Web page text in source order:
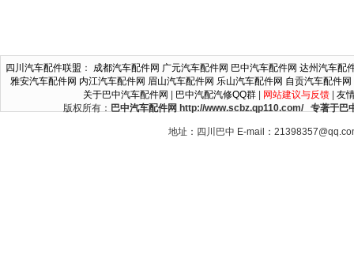
四川汽车配件联盟 ： 成都汽车配件网 广元汽车配件网 巴中汽车配件网 达州汽车配
雅安汽车配件网 内江汽车配件网 眉山汽车配件网 乐山汽车配件网 自贡汽车配件网
关于巴中汽车配件网
巴中汽配汽修QQ群| 网站建议与反馈| 友
版权所有： 巴中汽车配件网 http://www.scbz.qp110.com/ 专著于巴
地址：四川巴中 E-mail：